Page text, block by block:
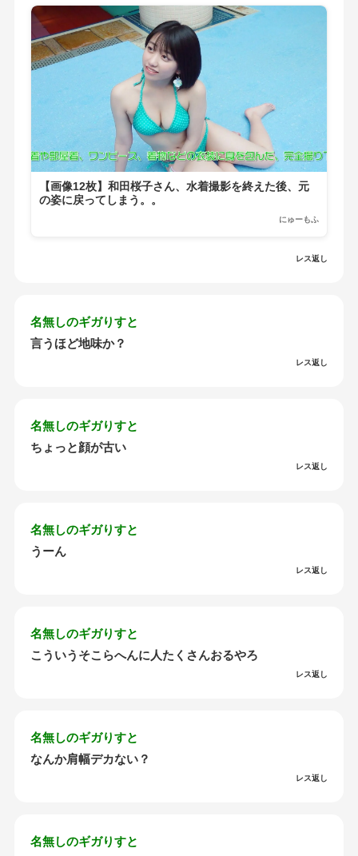
【画像12枚】和田桜子さん、水着撮影を終えた後、元
の姿に戻ってしまう。。
にゅーもふ
レス返し
名無しのギガりすと
言うほど地味か？
レス返し
名無しのギガりすと
ちょっと顔が古い
レス返し
名無しのギガりすと
うーん
レス返し
名無しのギガりすと
こういうそこらへんに人たくさんおるやろ
レス返し
名無しのギガりすと
なんか肩幅デカない？
レス返し
名無しのギガりすと